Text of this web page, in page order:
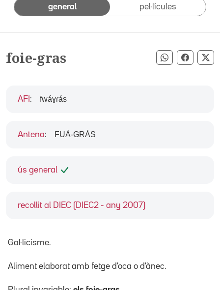
general pel·lícules
foie-gras Compartir
ús general
recollit al DIEC (DIEC2 - any 2007)
AFI : fwáɣɾás
Antena: FUÀ-GRÀS
Gal·licisme.
Aliment elaborat amb fetge d'oca o d'ànec.